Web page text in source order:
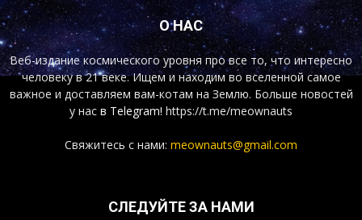
О НАС
Веб-издание космического уровня про все то, что интересно
человеку в 21 веке. Ищем и находим во вселенной самое
важное и доставляем вам-котам на Землю. Больше новостей
у нас в Telegram! https://t.me/meownauts
Свяжитесь с нами: meownauts@gmail.com
СЛЕДУЙТЕ ЗА НАМИ